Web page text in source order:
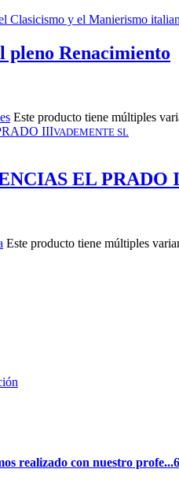
Renacimiento
Este producto tiene múltiples
VADEMENTE SL
EL PRADO
Este producto tiene múltiples
realizado con nuestro profe...